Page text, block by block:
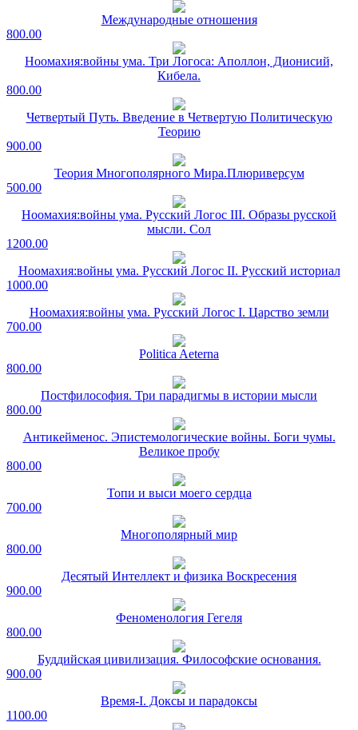
Международные отношения
800.00
Ноомахия:войны ума. Три Логоса: Аполлон, Дионисий,
Кибела.
800.00
Четвертый Путь. Введение в Четвертую Политическую
Теорию
900.00
Теория Многополярного Мира.Плюриверсум
500.00
Ноомахия:войны ума. Русский Логос III. Образы русской
мысли. Сол
1200.00
Ноомахия:войны ума. Русский Логос II. Русский историал
1000.00
Ноомахия:войны ума. Русский Логос I. Царство земли
700.00
Politica Aeterna
800.00
Постфилософия. Три парадигмы в истории мысли
800.00
Антикейменос. Эпистемологические войны. Боги чумы.
Великое пробу
800.00
Топи и выси моего сердца
700.00
Многополярный мир
800.00
Десятый Интеллект и физика Воскресения
900.00
Феноменология Гегеля
800.00
Буддийская цивилизация. Философские основания.
900.00
Время-I. Доксы и парадоксы
1100.00